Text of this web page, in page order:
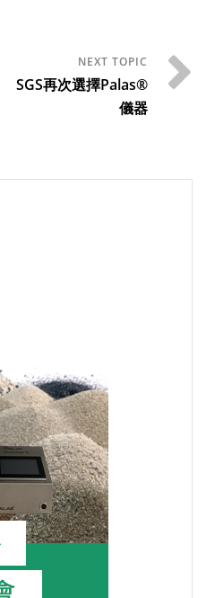
SGS再次選擇Palas®
儀器